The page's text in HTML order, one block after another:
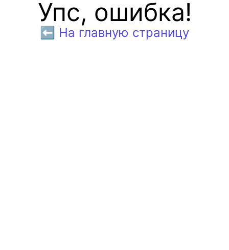
Упс, ошибка!
⬅️ На главную страницу